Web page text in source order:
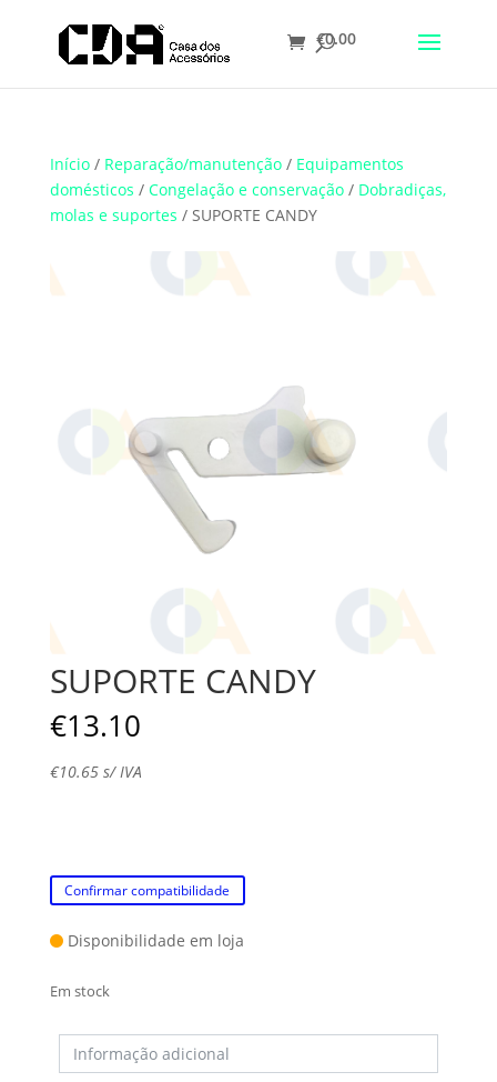
Translate
€0.00
Início/ Reparação/manutenção/ Equipamentos
domésticos / Congelação e conservação/ Dobradiças,
molas e suportes / SUPORTE CANDY
SUPORTE CANDY
€13.10
€10.65s/ IVA
Confirmar compatibilidade
Disponibilidade em loja
Em stock